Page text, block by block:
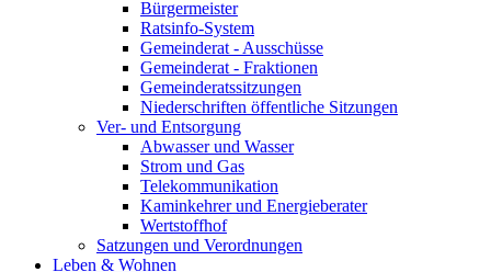
Bürgermeister
Ratsinfo-System
Gemeinderat - Ausschüsse
Gemeinderat - Fraktionen
Gemeinderatssitzungen
Niederschriften öffentliche Sitzungen
Ver- und Entsorgung
Abwasser und Wasser
Strom und Gas
Telekommunikation
Kaminkehrer und Energieberater
Wertstoffhof
Satzungen und Verordnungen
Leben & Wohnen